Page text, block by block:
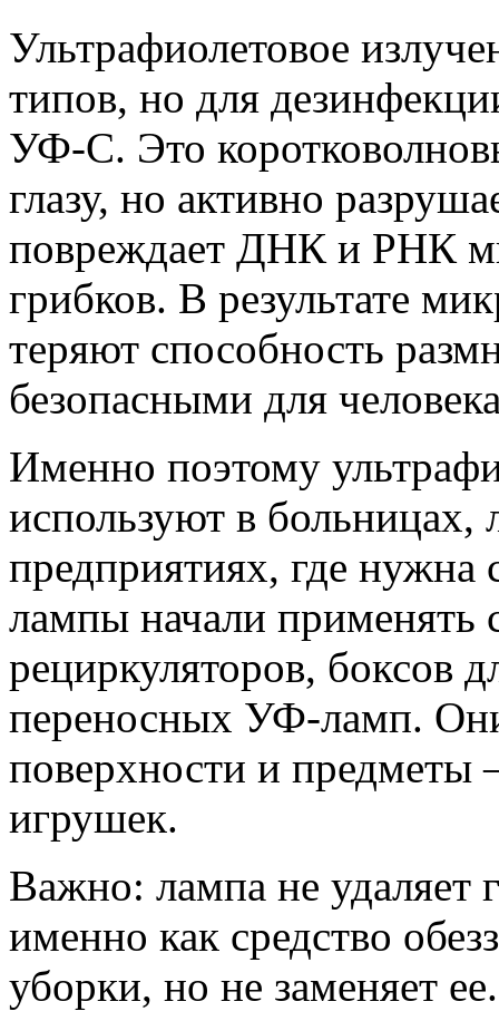
Ультрафиолетовое
типов, но для
УФ-С. Это
глазу, но активно
повреждает ДНК и РНК
грибков. В результате
теряют способность
безопасными для
Именно поэтому
используют в больницах,
предприятиях, где нужна
лампы начали применять
рециркуляторов, боксов
переносных УФ-ламп.
поверхности и предметы
игрушек.
Важно: лампа не удаляет
именно как средство
уборки, но не заменяет ее.